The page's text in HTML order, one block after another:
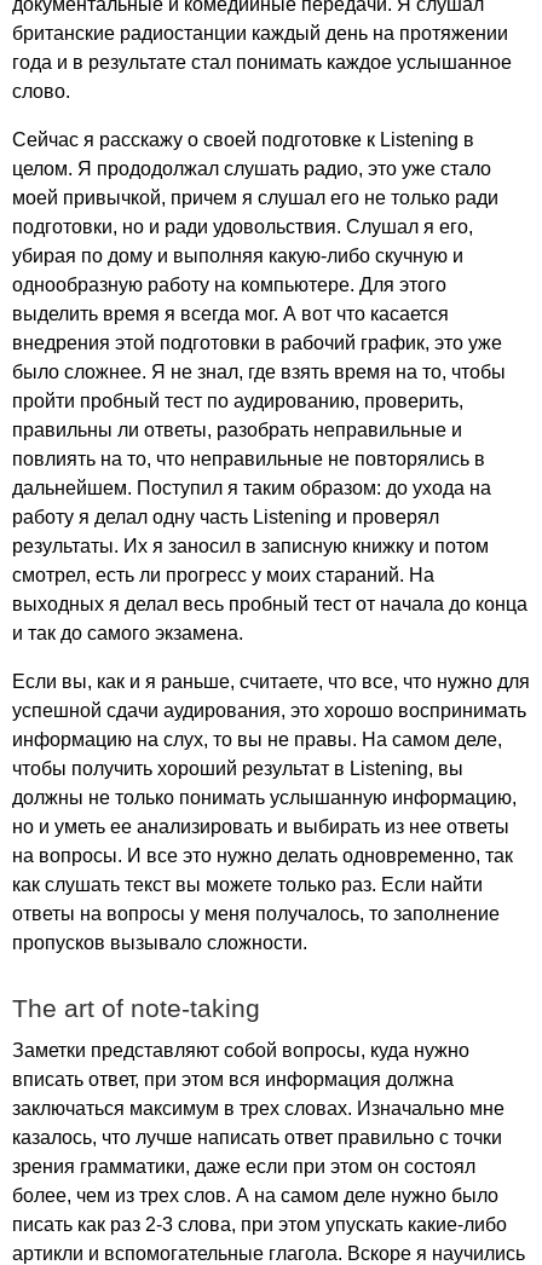
документальные и комедийные передачи. Я слушал
британские радиостанции каждый день на протяжении
года и в результате стал понимать каждое услышанное
слово.
Сейчас я расскажу о своей подготовке к Listening в
целом. Я прододолжал слушать радио, это уже стало
моей привычкой, причем я слушал его не только ради
подготовки, но и ради удовольствия. Слушал я его,
убирая по дому и выполняя какую-либо скучную и
однообразную работу на компьютере. Для этого
выделить время я всегда мог. А вот что касается
внедрения этой подготовки в рабочий график, это уже
было сложнее. Я не знал, где взять время на то, чтобы
пройти пробный тест по аудированию, проверить,
правильны ли ответы, разобрать неправильные и
повлиять на то, что неправильные не повторялись в
дальнейшем. Поступил я таким образом: до ухода на
работу я делал одну часть Listening и проверял
результаты. Их я заносил в записную книжку и потом
смотрел, есть ли прогресс у моих стараний. На
выходных я делал весь пробный тест от начала до конца
и так до самого экзамена.
Если вы, как и я раньше, считаете, что все, что нужно для
успешной сдачи аудирования, это хорошо воспринимать
информацию на слух, то вы не правы. На самом деле,
чтобы получить хороший результат в Listening, вы
должны не только понимать услышанную информацию,
но и уметь ее анализировать и выбирать из нее ответы
на вопросы. И все это нужно делать одновременно, так
как слушать текст вы можете только раз. Если найти
ответы на вопросы у меня получалось, то заполнение
пропусков вызывало сложности.
The art of note-taking
Заметки представляют собой вопросы, куда нужно
вписать ответ, при этом вся информация должна
заключаться максимум в трех словах. Изначально мне
казалось, что лучше написать ответ правильно с точки
зрения грамматики, даже если при этом он состоял
более, чем из трех слов. А на самом деле нужно было
писать как раз 2-3 слова, при этом упускать какие-либо
артикли и вспомогательные глагола. Вскоре я научились